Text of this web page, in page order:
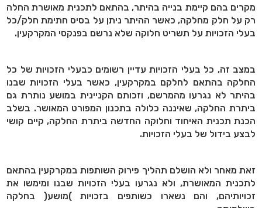
מקרים בהם קיימת בנייה בהיתר, בהתאם לתכנית מאושרת החלה
רק על חלק מחלקה, כאשר ההיתר ניתן על בסיס חתימת חלק/כל
בעלי הזכויות על תשריט חלוקה שלא נרשם בפנקסי המקרקעין.
במצב זה, כל בעלי הזכויות עדיין רשומים כבעלי הזכויות של כל
החלקה בהתאם לחלקם במקרקעין, כאשר בעלי הזכויות שבנו
בהיתר לא נגרעו מהמרשם, וזכותם הקניינית במושע נותרת גם
ביתרת החלקה, שאיננה כלולה בתכנון המפורט המאושר. בשלב
הכנת תכנית האיחוד וחלוקה החדשה ביתרת החלקה, קיים קושי
לבצע בידול של בעלי הזכויות.
זאת מאחר ולא הושלם תהליך פירוק השותפות במקרקעין בהתאם
לתכנית המאושרת, ולא נגרעו בעלי הזכויות שבנו ומימשו את
זכויותיהם, והם נשארו כשותפים בזכויות )מושע( בחלקה